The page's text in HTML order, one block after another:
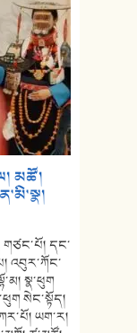
མཚོ།
གཙང་པོ། དང་
འབུར་ཀོང་
སྣ་ཕུག
སེང་སྟོད།
ཡག་ར།